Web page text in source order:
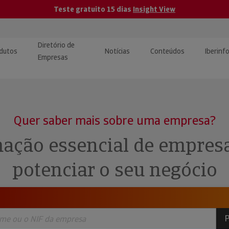
Teste gratuito 15 dias Insight View
de Créditos
Diretório de
Empresas
Notícias Conteúdos
Quer saber mais sobre uma empresa?
essencial de
potenciar o seu negócio